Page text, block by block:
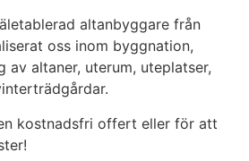
altanbyggare från
oss inom byggnation,
av altaner, uterum, uteplatser,
kostnadsfri offert eller för att